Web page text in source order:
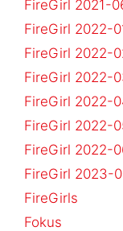
FireGirl 2021-
FireGirl 2022-
FireGirl 2022-
FireGirl 2022-
FireGirl 2022-
FireGirl 2022-
FireGirl 2022-
FireGirl 2023-
FireGirls
Fokus